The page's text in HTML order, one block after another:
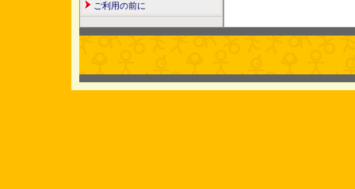
ご利用の前に